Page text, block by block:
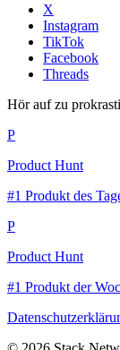
X
Instagram
TikTok
Facebook
Threads
Hör auf zu
P
Product Hunt
#1 Produkt des
P
Product Hunt
#1 Produkt der